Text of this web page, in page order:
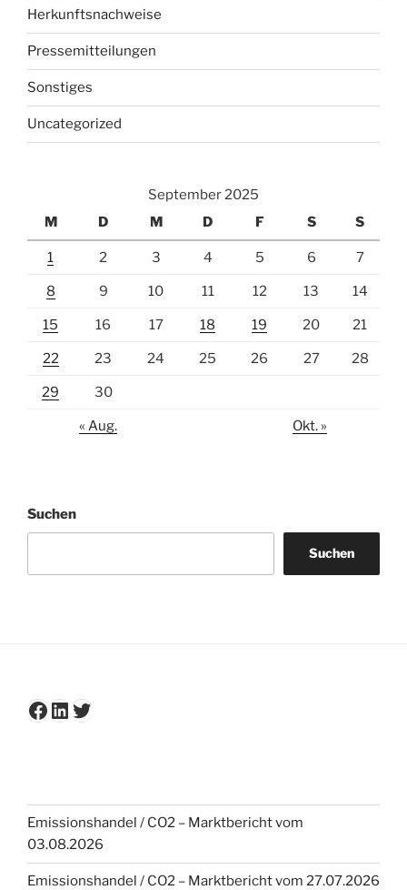
Herkunftsnachweise
Pressemitteilungen
Sonstiges
Uncategorized
September 2025
M
D M D F S S
1 2 3 4 5 6 7
8 9 10 11 12 13 14
15 16 17 18 19 20 21
22 23 24 25 26 27 28
29 30
« Aug. Okt. »
Suchen
Suchen
Facebook
LinkedIn
Twitter
Emissionshandel / CO2 – Marktbericht vom
03.08.2026
Emissionshandel / CO2 – Marktbericht vom 27.07.2026